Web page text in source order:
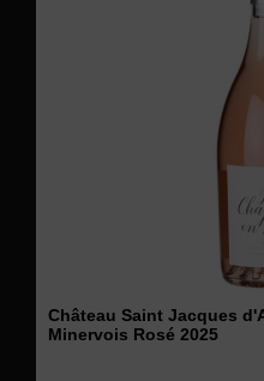
Château Saint Jacques
Minervois Rosé 2025